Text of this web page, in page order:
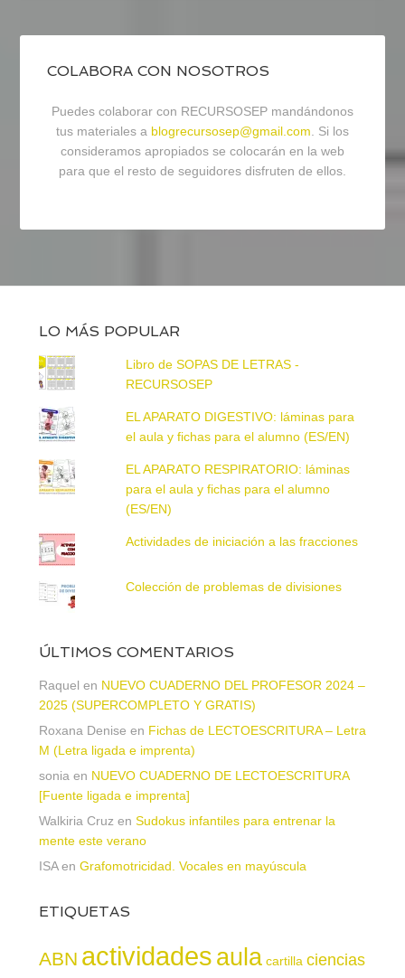
COLABORA CON NOSOTROS
Puedes colaborar con RECURSOSEP mandándonos
tus materiales a blogrecursosep@gmail.com . Si los
consideramos apropiados se colocarán en la web
para que el resto de seguidores disfruten de ellos.
LO MÁS POPULAR
Libro de SOPAS DE LETRAS -
RECURSOSEP
EL APARATO DIGESTIVO: láminas para
el aula y fichas para el alumno (ES/EN)
EL APARATO RESPIRATORIO: láminas
para el aula y fichas para el alumno
(ES/EN)
Actividades de iniciación a las fracciones
Colección de problemas de divisiones
ÚLTIMOS COMENTARIOS
Raquel en NUEVO CUADERNO DEL PROFESOR 2024 –
2025 (SUPERCOMPLETO Y GRATIS)
Roxana Denise en Fichas de LECTOESCRITURA – Letra
M (Letra ligada e imprenta)
soniaen NUEVO CUADERNO DE LECTOESCRITURA
[Fuente ligada e imprenta]
Walkiria Cruzen Sudokus infantiles para entrenar la
mente este verano
ISAen Grafomotricidad. Vocales en mayúscula
ETIQUETAS
ABN actividadesaula cartilla ciencias